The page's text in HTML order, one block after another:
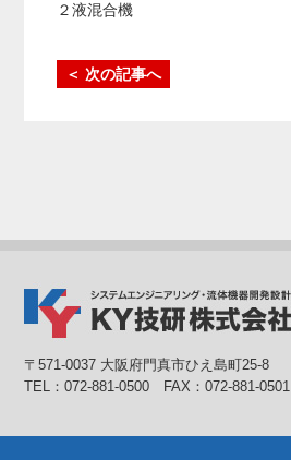
２液混合機
＜ 次の記事へ
〒571-0037 大阪府門真市ひえ島町25-8
TEL：072-881-0500 FAX：072-881-0501